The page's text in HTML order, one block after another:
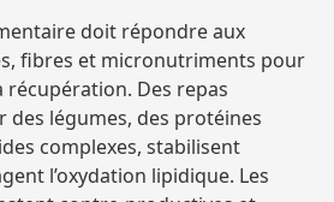
doit répondre aux
fibres et micronutriments pour
récupération. Des repas
des légumes, des protéines
complexes, stabilisent
l’oxydation lipidique. Les